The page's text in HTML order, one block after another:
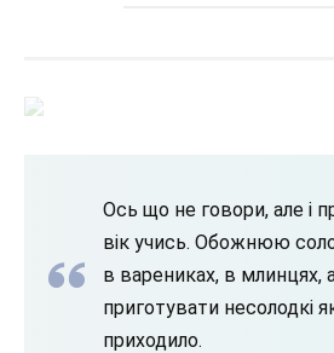
Ось що не говори, але і
вік учись. Обожнюю
в варениках, в млинцях,
приготувати несолодкі
приходило.